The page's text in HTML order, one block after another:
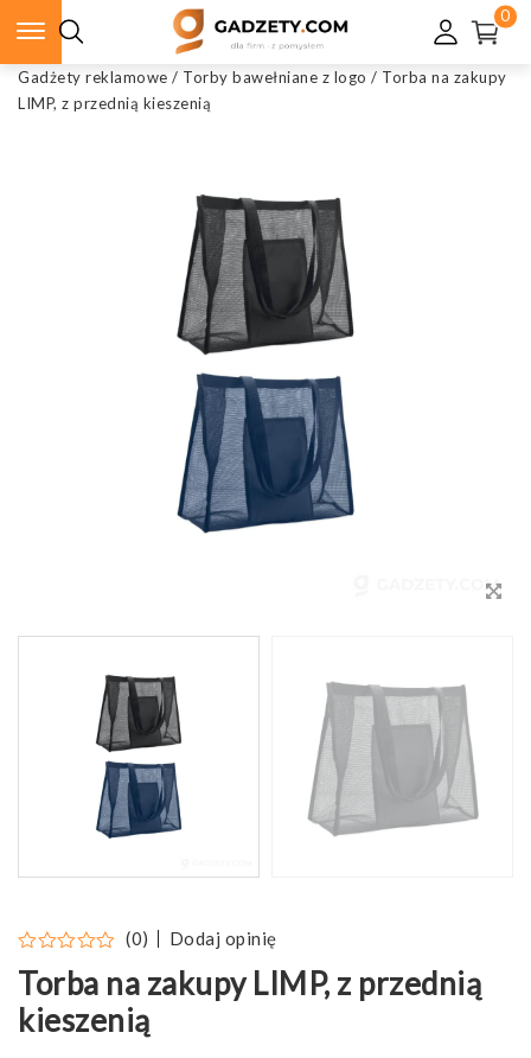
0
Gadżety reklamowe / Torby bawełniane z logo / Torba na zakupy
LIMP, z przednią kieszenią
(0) Dodaj opinię
Torba na zakupy LIMP, z przednią
kieszenią